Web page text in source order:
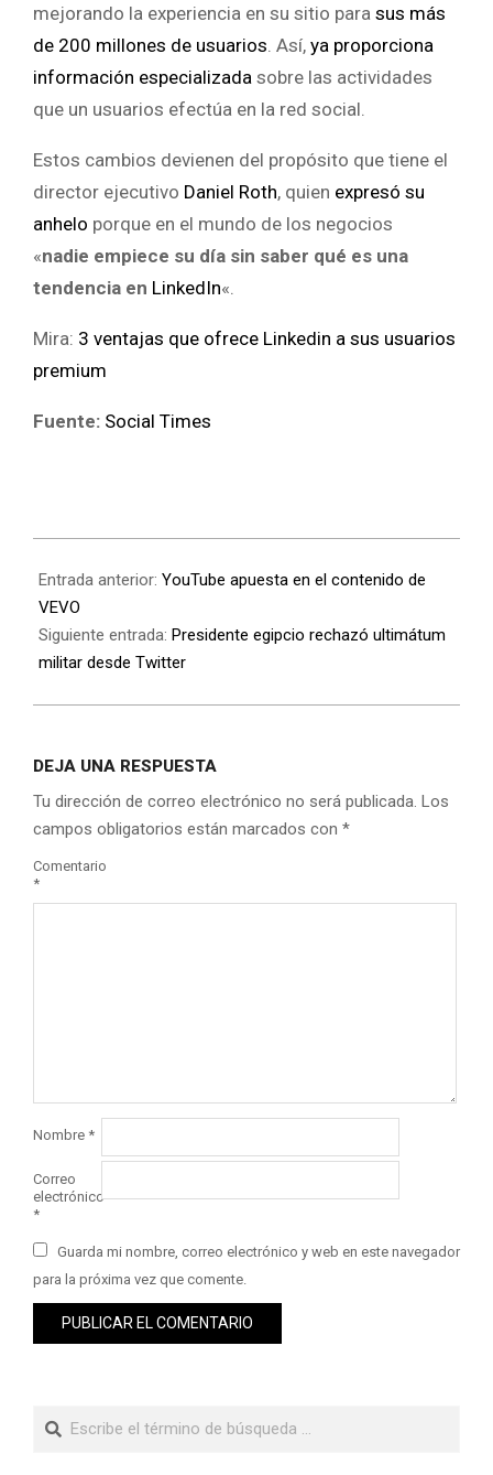
mejorando la experiencia en su sitio para sus más
de 200 millones de usuarios . Así, ya proporciona
información especializada sobre las actividades
que un usuarios efectúa en la red social.
Estos cambios devienen del propósito que tiene el
director ejecutivo Daniel Roth, quien expresó su
anhelo porque en el mundo de los negocios
«nadie empiece su día sin saber qué es una
tendencia en LinkedIn«.
Mira: 3 ventajas que ofrece Linkedin a sus usuarios
premium
Fuente: Social Times
Entrada anterior: YouTube apuesta en el contenido de
VEVO
Siguiente entrada: Presidente egipcio rechazó ultimátum
militar desde Twitter
DEJA UNA RESPUESTA
Tu dirección de correo electrónico no será publicada. Los
campos obligatorios están marcados con *
Comentario
*
Nombre *
Correo
electrónico
*
Guarda mi nombre, correo electrónico y web en este navegador
para la próxima vez que comente.